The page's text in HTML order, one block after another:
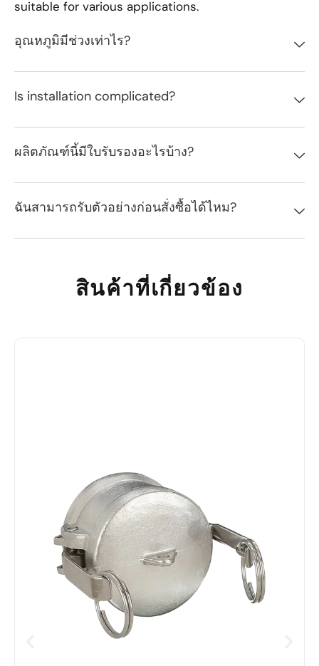
suitable for various applications.
อุณหภูมิมีช่วงเท่าไร?
Is installation complicated?
ผลิตภัณฑ์นี้มีใบรับรองอะไรบ้าง?
ฉันสามารถรับตัวอย่างก่อนสั่งซื้อได้ไหม?
สินค้าที่เกี่ยวข้อง